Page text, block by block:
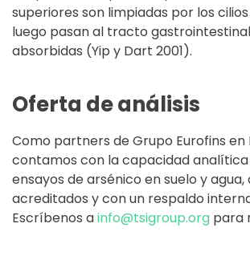
superiores son limpiadas por los
luego pasan al tracto
absorbidas (Yip y Dart 2001).
Oferta de análisis
Como partners de Grupo Eurofins
contamos con la capacidad
ensayos de arsénico en suelo y
acreditados y con un respaldo
Escríbenos ainfo@tsigroup.org para